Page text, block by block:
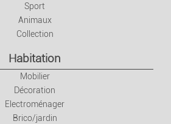
Sport
Animaux
Collection
Habitation
Mobilier
Décoration
Electroménager
Brico/jardin